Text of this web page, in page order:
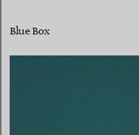
Blue Box